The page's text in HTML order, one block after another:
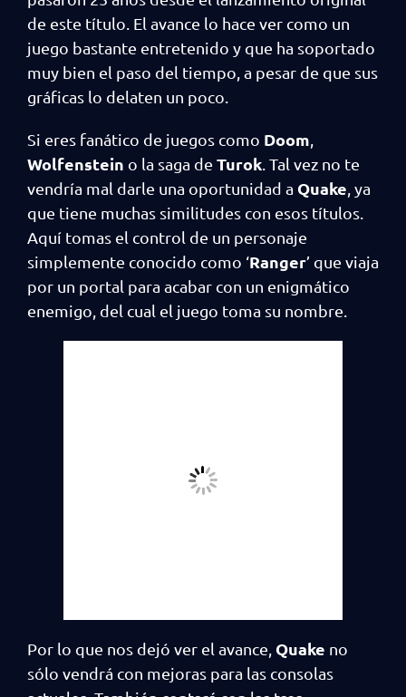
de este título. El avance lo hace ver como un
juego bastante entretenido y que ha soportado
muy bien el paso del tiempo, a pesar de que sus
gráficas lo delaten un poco.
Si eres fanático de juegos como Doom
Wolfenstein o la saga de Turok . Tal vez no te
vendría mal darle una oportunidad a Quake , ya
que tiene muchas similitudes con esos títulos.
Aquí tomas el control de un personaje
simplemente conocido como ‘Ranger’ que viaja
por un portal para acabar con un enigmático
enemigo, del cual el juego toma su nombre.
Por lo que nos dejó ver el avance, Quake no
sólo vendrá con mejoras para las consolas